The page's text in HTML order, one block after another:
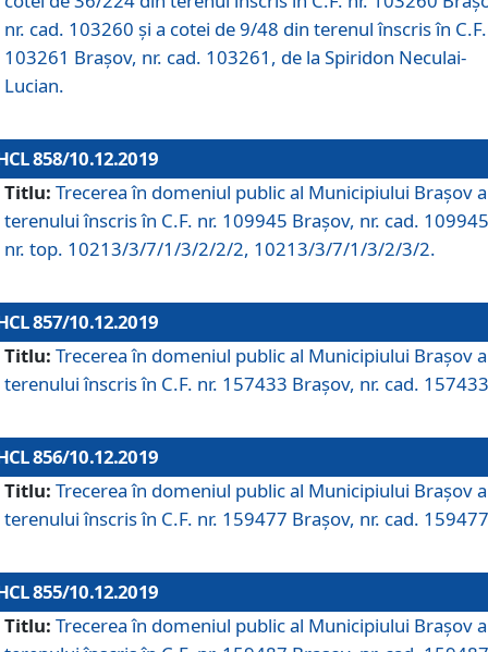
nr. cad. 103260 și a cotei de 9/48 din terenul înscris în
103261 Brașov, nr. cad. 103261, de la Spiridon Neculai-
Lucian.
858/10.12.2019
Titlu: Trecerea în domeniul public al Municipiului Braşov a
terenului înscris în C.F. nr. 109945 Brașov, nr. cad.
nr. top. 10213/3/7/1/3/2/2/2, 10213/3/7/1/3/2/3/2.
857/10.12.2019
Titlu: Trecerea în domeniul public al Municipiului Braşov a
terenului înscris în C.F. nr. 157433 Brașov, nr. cad.
856/10.12.2019
Titlu: Trecerea în domeniul public al Municipiului Braşov a
terenului înscris în C.F. nr. 159477 Brașov, nr. cad.
855/10.12.2019
Titlu: Trecerea în domeniul public al Municipiului Braşov a